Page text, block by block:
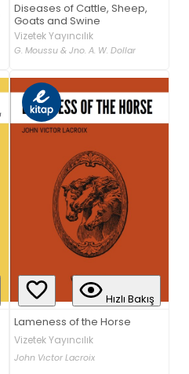
Diseases of Cattle, Sheep,
Goats and Swine
Vizetek Yayıncılık
G. Moussu & Jno. A. W. Dollar
Hızlı Bakış
Lameness of the Horse
Vizetek Yayıncılık
John Vıctor Lacroix